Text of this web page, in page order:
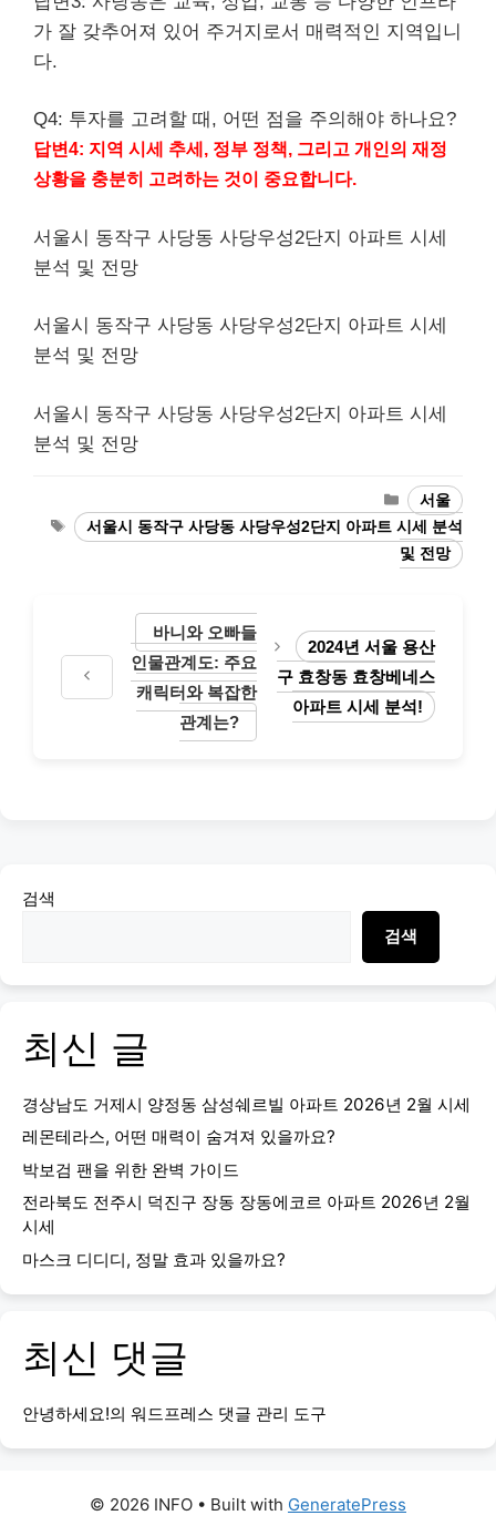
가 잘 갖추어져 있어 주거지로서 매력적인 지역입니
다.
Q4: 투자를 고려할 때, 어떤 점을 주의해야 하나요?
답변4: 지역 시세 추세, 정부 정책, 그리고 개인의 재정
상황을 충분히 고려하는 것이 중요합니다.
서울시 동작구 사당동 사당우성2단지 아파트 시세
분석 및 전망
서울시 동작구 사당동 사당우성2단지 아파트 시세
분석 및 전망
서울시 동작구 사당동 사당우성2단지 아파트 시세
분석 및 전망
Categories
서울
Tags
서울시 동작구 사당동 사당우성2단지 아파트 시세 분석
및 전망
바니와 오빠들
인물관계도: 주요
캐릭터와 복잡한
관계는?
2024년 서울 용산
구 효창동 효창베네스
아파트 시세 분석!
검색
검색
최신 글
경상남도 거제시 양정동 삼성쉐르빌 아파트 2026년 2월 시세
레몬테라스, 어떤 매력이 숨겨져 있을까요?
박보검 팬을 위한 완벽 가이드
전라북도 전주시 덕진구 장동 장동에코르 아파트 2026년 2월
시세
마스크 디디디, 정말 효과 있을까요?
최신 댓글
안녕하세요!의 워드프레스 댓글 관리 도구
© 2026 INFO • Built with GeneratePress